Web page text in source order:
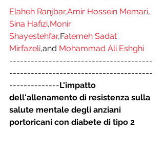
Elaheh Ranjbar,Amir Hossein Memari,
Sina Hafizi,Monir
Shayestehfar,Fatemeh Sadat
Mirfazeli,and Mohammad Ali Eshghi
----------------------------------------
----------------------------------------
--------------L'impatto
dell'allenamento di resistenza sulla
salute mentale degli anziani
portoricani con diabete di tipo 2